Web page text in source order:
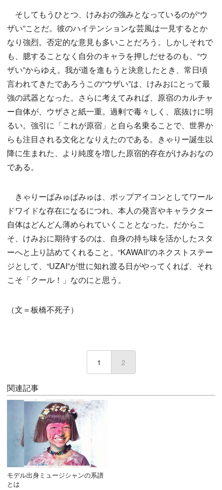
そしてもうひとつ、けみおの強みとなっているのが“ウ
ザい”ことだ。彼のハイテンションな芸風は一見するとか
なり強烈。否定的な意見も多いことだろう。しかしそれで
も、臆することなく自分のキャラを押しだせるのも、“ウ
ザい”からゆえ。我が道を進もうと決意したとき、常日頃
言われてきたであろうこの“ウザい”は、けみおにとって最
強の武器となった。さらに考えてみれば、原宿のカルチャ
ー自体が、ウザさと紙一重。過剰で毒々しく、底抜けに明
るい。強引に「これが原宿」と自ら名乗ることで、世界か
らも注目される文化となりえたのである。きゃりー誕生以
降に生まれた、より純度を増した原宿的存在がけみおなの
である。
きゃりーぱみゅぱみゅは、ポップアイコンとしてワール
ドワイドな存在になるにつれ、本人の発言やキャラクター
自体はどんどん薄められていくこととなった。だからこ
そ、けみおに期待するのは、自身の持ち味を活かしたスタ
ーへと上り詰めてくれること。“KAWAII”のネクストステー
ジとして、“UZAI”が世に知れ渡る日がやってくれば、それ
こそ「クール！」なのにと思う。
（文＝板橋不死子）
1 2
関連記事
モデル出身ミュージシャンの系譜
とは